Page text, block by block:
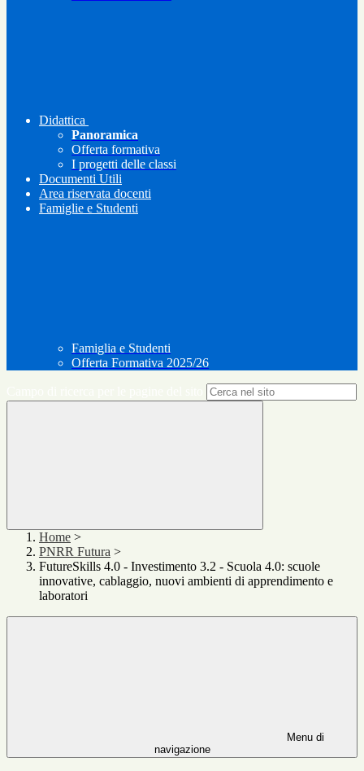
Didattica
Panoramica
Offerta formativa
I progetti delle classi
Documenti Utili
Area riservata docenti
Famiglie e Studenti
Famiglia e Studenti
Offerta Formativa 2025/26
Home >
PNRR Futura >
FutureSkills 4.0 - Investimento 3.2 - Scuola 4.0: scuole
innovative, cablaggio, nuovi ambienti di apprendimento e
laboratori
Menu di
navigazione